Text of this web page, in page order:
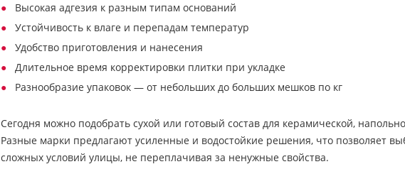
Высокая адгезия к разным типам оснований
Устойчивость к влаге и перепадам температур
Удобство приготовления и нанесения
Длительное время корректировки плитки при укладке
Разнообразие упаковок — от небольших до больших мешков по кг
Сегодня можно подобрать сухой или готовый состав для керамической,
Разные марки предлагают усиленные и водостойкие решения, что позволяет
сложных условий улицы, не переплачивая за ненужные свойства.